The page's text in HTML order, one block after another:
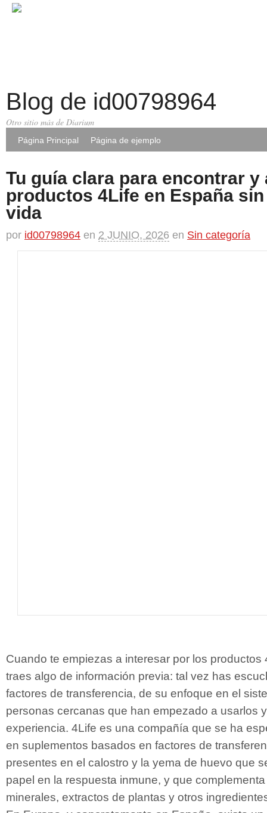
Blog de id00798964
Otro sitio más de Diarium
Página Principal Página de ejemplo
Tu guía clara para encontrar
productos 4Life en España
vida
por id00798964 en 2 JUNIO, 2026 en Sin categoría
Cuando te empiezas a interesar por los productos
traes algo de información previa: tal vez has
factores de transferencia, de su enfoque en el
personas cercanas que han empezado a usarlos
experiencia. 4Life es una compañía que se ha
en suplementos basados en factores de
presentes en el calostro y la yema de huevo que
papel en la respuesta inmune, y que
minerales, extractos de plantas y otros